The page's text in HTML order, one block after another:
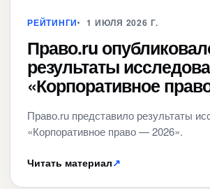
РЕЙТИНГИ 1 ИЮЛЯ 2026 Г.
Право.ru
результаты
«Корпоративное
Право.ru представило результаты
«Корпоративное право — 2026».
Читать материал↗